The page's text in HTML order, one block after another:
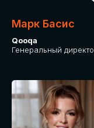
Марк Басис
Qooqa
Генеральный